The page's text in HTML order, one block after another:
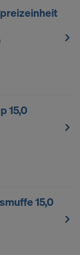
15,0
15,0